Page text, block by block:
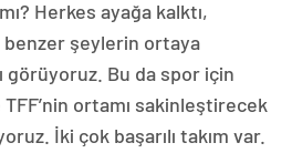
Herkes ayağa kalktı,
şeylerin ortaya
görüyoruz. Bu da spor için
ortamı sakinleştirecek
İki çok başarılı takım var.